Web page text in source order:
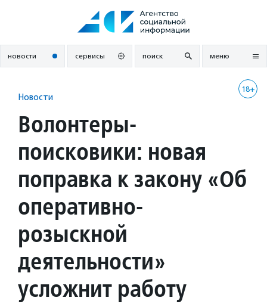
новости сервисы поиск меню
18+
Новости
Волонтеры-
поисковики: новая
поправка к закону «Об
оперативно-
розыскной
деятельности»
усложнит работу